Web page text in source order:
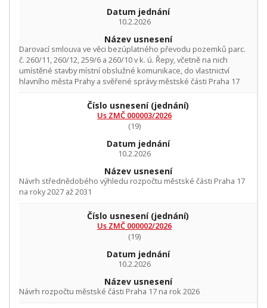
Datum jednání
10.2.2026
Název usnesení
Darovací smlouva ve věci bezúplatného převodu pozemků parc.
č. 260/11, 260/12, 259/6 a 260/10 v k. ú. Řepy, včetně na nich
umístěné stavby místní obslužné komunikace, do vlastnictví
hlavního města Prahy a svěřené správy městské části Praha 17
Číslo usnesení(jednání)
Us ZMČ 000003/2026
(19)
Datum jednání
10.2.2026
Název usnesení
Návrh střednědobého výhledu rozpočtu městské části Praha 17
na roky 2027 až 2031
Číslo usnesení(jednání)
Us ZMČ 000002/2026
(19)
Datum jednání
10.2.2026
Název usnesení
Návrh rozpočtu městské části Praha 17 na rok 2026